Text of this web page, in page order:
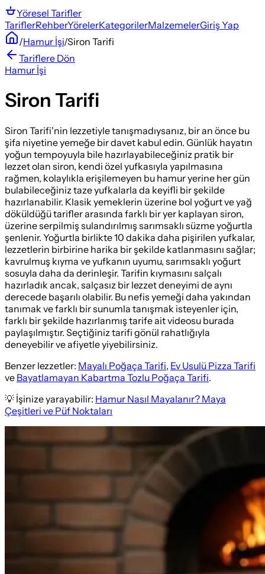
Yöresel Tarifler
TariflerRehberYörelerKategorilerMalzemelerGiriş Yap
/Hamur İşi/Siron Tarifi
Tariflere Dön
Hamur İşi
Siron Tarifi
Siron Tarifi'nin lezzetiyle tanışmadıysanız, bir an önce bu
şifa niyetine yemeğe bir davet kabul edin. Günlük hayatın
yoğun tempoyuyla bile hazırlayabileceğiniz pratik bir
lezzet olan siron, kendi özel yufkasıyla yapılmasına
rağmen, kolaylıkla erişilemeyen bu hamur yerine her gün
bulabileceğiniz taze yufkalarla da keyifli bir şekilde
hazırlanabilir. Klasik yemeklerin üzerine bol yoğurt ve yağ
döküldüğü tarifler arasında farklı bir yer kaplayan siron,
üzerine serpilmiş sulandırılmış sarımsaklı süzme yoğurtla
şenlenir. Yoğurtla birlikte 10 dakika daha pişirilen yufkalar,
lezzetlerin birbirine harika bir şekilde katlanmasını sağlar;
kavrulmuş kıyma ve yufkanın uyumu, sarımsaklı yoğurt
sosuyla daha da derinleşir. Tarifin kıymasını salçalı
hazırladık ancak, salçasız bir lezzet deneyimi de aynı
derecede başarılı olabilir. Bu nefis yemeği daha yakından
tanımak ve farklı bir sunumla tanışmak isteyenler için,
farklı bir şekilde hazırlanmış tarife ait videosu burada
paylaşılmıştır. Seçtiğiniz tarifi gönül rahatlığıyla
deneyebilir ve afiyetle yiyebilirsiniz.
Benzer lezzetler: Mayalı Poğaça Tarifi, Ev Usulü Pizza Tarifi
ve Bayatlamayan Kabartma Tozlu Poğaça Tarifi.
💡 İşinize yarayabilir: Hamur Nasıl Mayalanır? Maya
Çeşitleri ve Püf Noktaları